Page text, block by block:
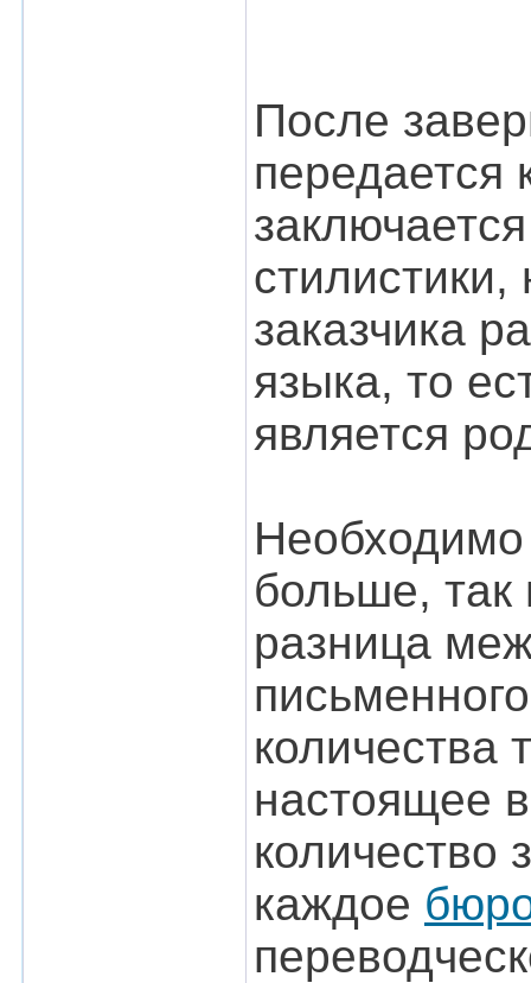
После
передается
заказчика
языка, то
является
Необходимо
больше,
разница
количества
настоящее
количество
каждое